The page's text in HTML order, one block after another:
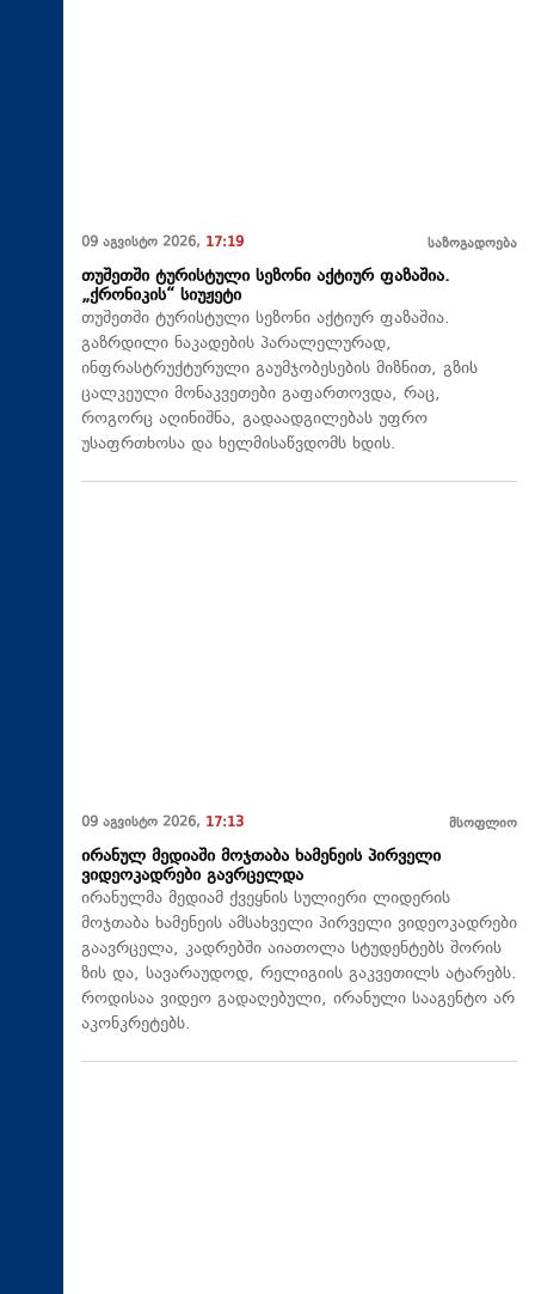
09 აგვისტო 2026, 17:19 საზოგადოება
თუშეთში ტურისტული სეზონი აქტიურ ფაზაშია.
„ქრონიკის“ სიუჟეტი
თუშეთში ტურისტული სეზონი აქტიურ ფაზაშია.
გაზრდილი ნაკადების პარალელურად,
ინფრასტრუქტურული გაუმჯობესების მიზნით, გზის
ცალკეული მონაკვეთები გაფართოვდა, რაც,
როგორც აღინიშნა, გადაადგილებას უფრო
უსაფრთხოსა და ხელმისაწვდომს ხდის.
09 აგვისტო 2026, 17:13 მსოფლიო
ირანულ მედიაში მოჯთაბა ხამენეის პირველი
ვიდეოკადრები გავრცელდა
ირანულმა მედიამ ქვეყნის სულიერი ლიდერის
მოჯთაბა ხამენეის ამსახველი პირველი ვიდეოკადრები
გაავრცელა, კადრებში აიათოლა სტუდენტებს შორის
ზის და, სავარაუდოდ, რელიგიის გაკვეთილს ატარებს.
როდისაა ვიდეო გადაღებული, ირანული სააგენტო არ
აკონკრეტებს.